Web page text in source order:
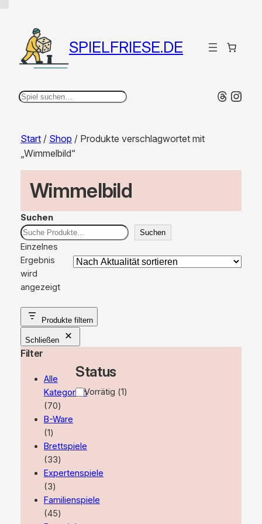
SPIELFRIESE.DE
Suchen
Start/ Shop / Produkte verschlagwortet mit
„Wimmelbild“
Wimmelbild
Suchen
Suchen
Einzelnes
Ergebnis
wird
angezeigt
Produkte filtern
Schließen
Filter
Alle
Kategorien
7070
Produkte
B-Ware
11
Produkt
Brettspiele
3333
Produkte
Expertenspiele
33
Produkte
Familienspiele
4545
Status
Verfügbarkeit
Vorrätig (1)